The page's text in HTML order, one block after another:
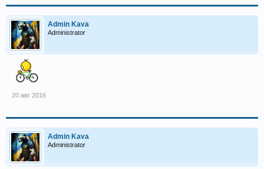
Admin Kava
Administrator
20 авг 2016
Admin Kava
Administrator